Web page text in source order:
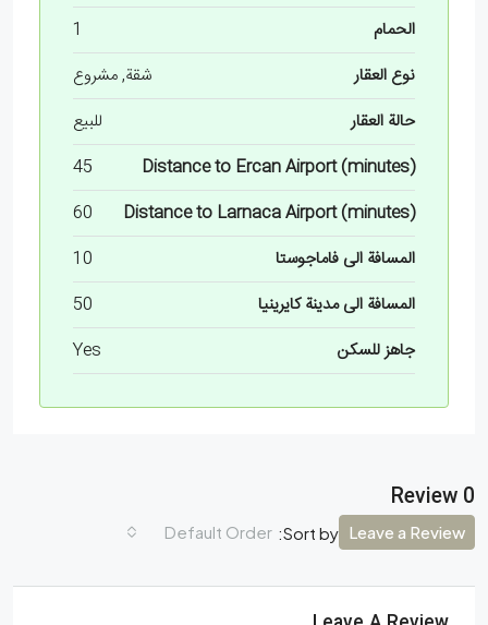
الحمام
1
نوع العقار
شقة, مشروع
حالة العقار
للبيع
Distance to Ercan Airport (minutes)
45
Distance to Larnaca Airport (minutes)
60
المسافة الى فاماجوستا
10
المسافة الى مدينة كايرينيا
50
جاهز للسكن
Yes
0 Review
Sort by:
Default Order Leave a Review